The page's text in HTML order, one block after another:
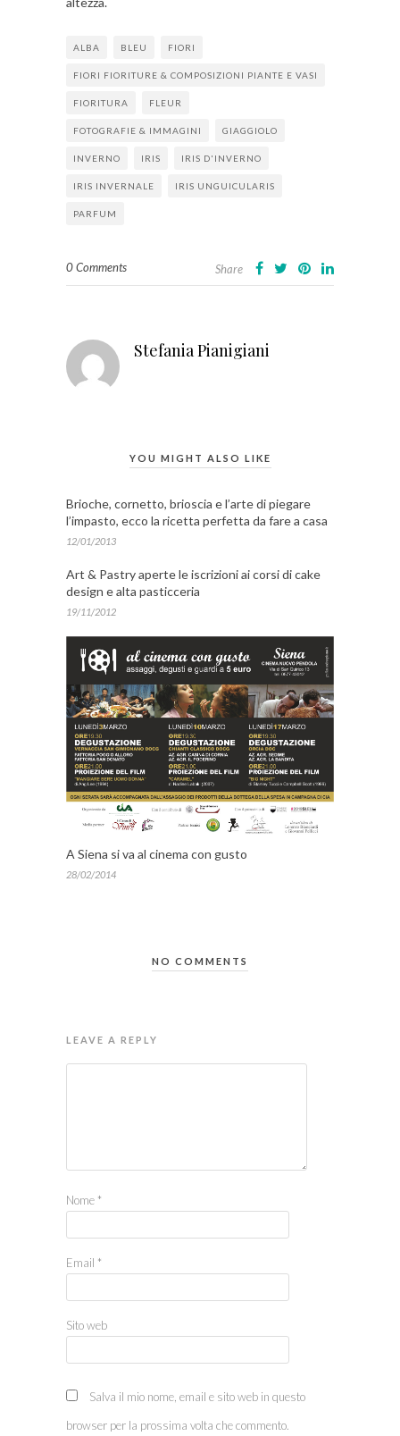
ALBA BLEU FIORI
FIORI FIORITURE & COMPOSIZIONI PIANTE E VASI
FIORITURA FLEUR
FOTOGRAFIE & IMMAGINI GIAGGIOLO
INVERNO IRIS IRIS D'INVERNO
IRIS INVERNALE IRIS UNGUICULARIS
PARFUM
0 Comments Share
Stefania Pianigiani
YOU MIGHT ALSO LIKE
Brioche, cornetto, brioscia e l’arte di piegare
l’impasto, ecco la ricetta perfetta da fare a casa
12/01/2013
Art & Pastry aperte le iscrizioni ai corsi di cake
design e alta pasticceria
19/11/2012
A Siena si va al cinema con gusto
28/02/2014
NO COMMENTS
LEAVE A REPLY
Nome *
Email *
Sito web
Salva il mio nome, email e sito web in questo
browser per la prossima volta che commento.